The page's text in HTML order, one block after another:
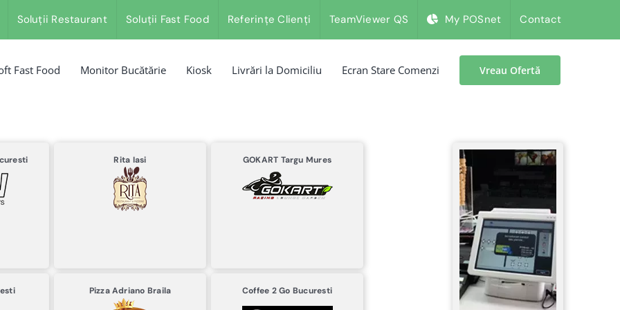
Soluții Restaurant Soluții Fast Food Referințe Clienți TeamViewer QS My POSnet Contact
Fast Food Monitor Bucătărie Kiosk Livrări la Domiciliu Ecran Stare Comenzi Vreau Ofertă
Rita Iasi GOKART Targu Mures
Pizza Adriano Braila Coffee 2 Go Bucuresti